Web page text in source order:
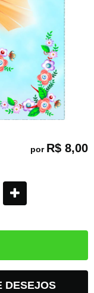
por R$ 8,00
DESEJOS